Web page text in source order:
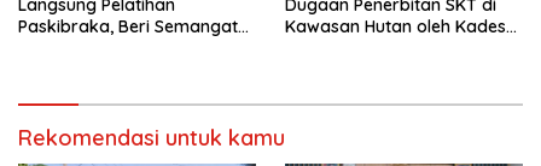
Langsung Pelatihan
Paskibraka, Beri Semangat
Dugaan Penerbitan SKT di
Kawasan Hutan oleh Kades
Rekomendasi untuk kamu